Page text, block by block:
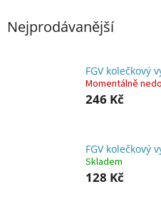
Nejprodávanější
FGV kolečkový
Momentálně
246 Kč
FGV kolečkový
Skladem
128 Kč